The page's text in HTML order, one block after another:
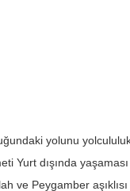
yolunu
Yurt dışında
ve Peygamber